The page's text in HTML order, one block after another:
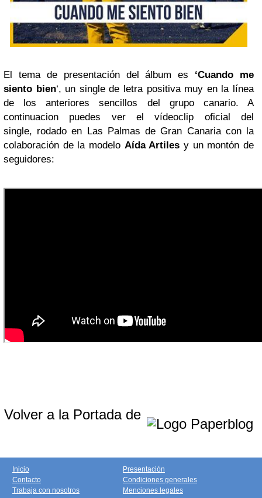
El tema de presentación del álbum es ‘Cuando me
siento bien‘, un single de letra positiva muy en la línea
de los anteriores sencillos del grupo canario. A
continuacion puedes ver el vídeoclip oficial del
single, rodado en Las Palmas de Gran Canaria con la
colaboración de la modelo Aída Artiles y un montón de
seguidores:
Volver a la Portada de
Inicio
Contacto
Trabaja con nosotros
Presentación
Condiciones generales
Menciones legales